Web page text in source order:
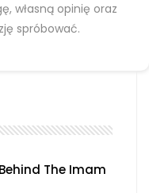
własną opinię oraz
spróbować.
The Imam